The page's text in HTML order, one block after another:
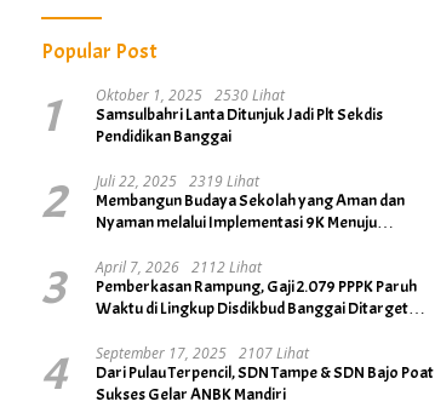
Popular Post
1 Oktober 1, 2025
2530 Lihat
Samsulbahri Lanta Ditunjuk Jadi Plt Sekdis
Pendidikan Banggai
2 Juli 22, 2025
2319 Lihat
Membangun Budaya Sekolah yang Aman dan
Nyaman melalui Implementasi 9K Menuju
3 April 7, 2026
2112 Lihat
Pemberkasan Rampung, Gaji 2.079 PPPK Paruh
Waktu di Lingkup Disdikbud Banggai Ditarget
4 September 17, 2025
2107 Lihat
Dari Pulau Terpencil, SDN Tampe & SDN Bajo Poat
Sukses Gelar ANBK Mandiri